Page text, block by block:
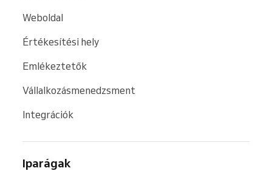
Weboldal
Értékesítési hely
Emlékeztetők
Vállalkozásmenedzsment
Integrációk
Iparágak